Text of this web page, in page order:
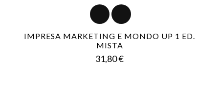
IMPRESA MARKETING E MONDO UP 1 ED.
MISTA
31,80 €Prezzo